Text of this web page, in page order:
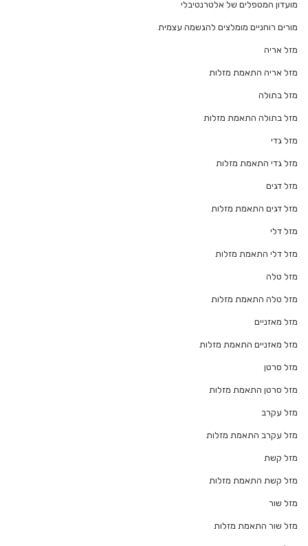
מועדון המטפלים של אלטרנטיבלי
מורים רוחניים מומלצים להגשמה עצמית
מזל אריה
מזל אריה התאמת מזלות
מזל בתולה
מזל בתולה התאמת מזלות
מזל גדי
מזל גדי התאמת מזלות
מזל דגים
מזל דגים התאמת מזלות
מזל דלי
מזל דלי התאמת מזלות
מזל טלה
מזל טלה התאמת מזלות
מזל מאזניים
מזל מאזניים התאמת מזלות
מזל סרטן
מזל סרטן התאמת מזלות
מזל עקרב
מזל עקרב התאמת מזלות
מזל קשת
מזל קשת התאמת מזלות
מזל שור
מזל שור התאמת מזלות